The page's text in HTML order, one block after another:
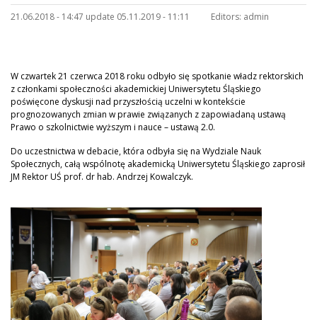
21.06.2018 - 14:47 update 05.11.2019 - 11:11 Editors: admin
W czwartek 21 czerwca 2018 roku odbyło się spotkanie władz rektorskich
z członkami społeczności akademickiej Uniwersytetu Śląskiego
poświęcone dyskusji nad przyszłością uczelni w kontekście
prognozowanych zmian w prawie związanych z zapowiadaną ustawą
Prawo o szkolnictwie wyższym i nauce – ustawą 2.0.
Do uczestnictwa w debacie, która odbyła się na Wydziale Nauk
Społecznych, całą wspólnotę akademicką Uniwersytetu Śląskiego zaprosił
JM Rektor UŚ prof. dr hab. Andrzej Kowalczyk.